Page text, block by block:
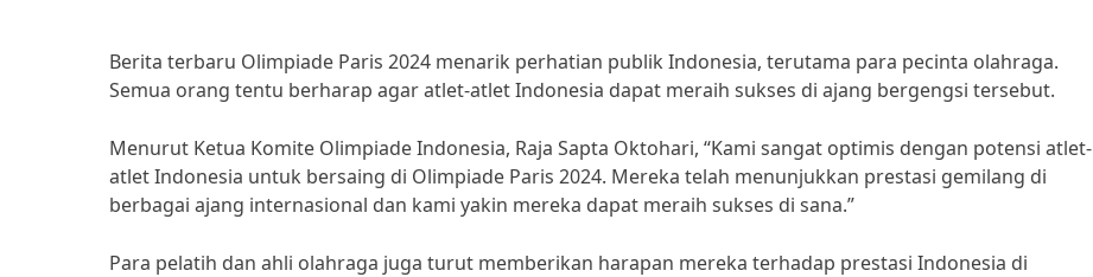
Berita terbaru Olimpiade Paris 2024 menarik perhatian publik Indonesia, terutama para pecinta olahraga.
Semua orang tentu berharap agar atlet-atlet Indonesia dapat meraih sukses di ajang bergengsi tersebut.
Menurut Ketua Komite Olimpiade Indonesia, Raja Sapta Oktohari, “Kami sangat optimis dengan potensi atlet-
atlet Indonesia untuk bersaing di Olimpiade Paris 2024. Mereka telah menunjukkan prestasi gemilang di
berbagai ajang internasional dan kami yakin mereka dapat meraih sukses di sana.”
Para pelatih dan ahli olahraga juga turut memberikan harapan mereka terhadap prestasi Indonesia di